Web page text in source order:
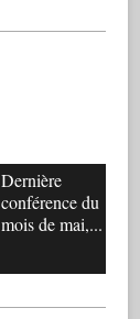
Dernière
conférence du
mois de mai,...